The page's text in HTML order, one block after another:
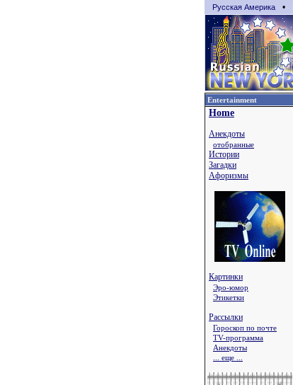
Русская Америка •
Entertainment
Home
Анекдоты
отобранные
Истории
Загадки
Афоризмы
Картинки
Эро-юмор
Этикетки
Рассылки
Гороскоп по почте
TV-программа
Анекдоты
... еще ...